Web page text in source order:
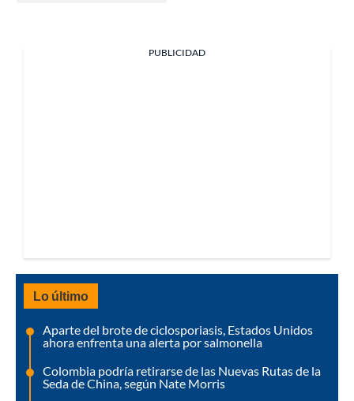
PUBLICIDAD
Lo último
Aparte del brote de ciclosporiasis, Estados Unidos
ahora enfrenta una alerta por salmonella
Colombia podría retirarse de las Nuevas Rutas de la
Seda de China, según Nate Morris